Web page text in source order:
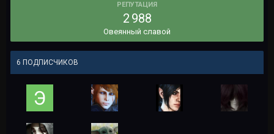
РЕПУТАЦИЯ
2 988
Овеянный славой
6 ПОДПИСЧИКОВ